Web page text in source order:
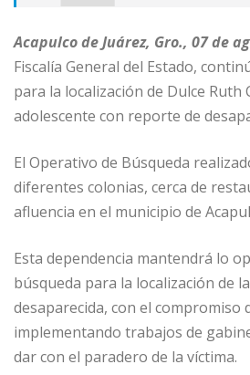
Acapulco de Juárez, Gro., 07 de
Fiscalía General del Estado,
para la localización de Dulce Ruth
adolescente con reporte de
El Operativo de Búsqueda
diferentes colonias, cerca de
afluencia en el municipio de
Esta dependencia mantendrá lo
búsqueda para la localización de
desaparecida, con el compromiso
implementando trabajos de
dar con el paradero de la víctima.